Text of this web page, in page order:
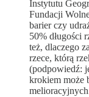
Instytutu
Fundacji
barier czy
50% długości
też, dlaczego
rzece, którą
(podpowiedź:
krokiem może